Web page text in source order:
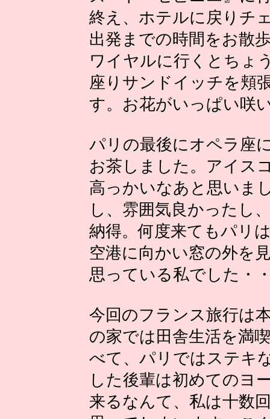
終え、ホテルに戻りチ
出発までの時間をお散
ワイヤルに行くとちょ
座りサンドイッチを頬
す。お花がいっぱい咲
パリの最後にオペラ座
お茶しました。アイス
高っかいなあと思いま
し、雰囲気良かったし
納得。何度来てもパリ
空港に向かい窓の外を
思っている私でした・
今回のフランス旅行は
の家では田舎生活を満
べて、パリではステキ
した後輩は初めてのヨ
来るなんて、私は十数